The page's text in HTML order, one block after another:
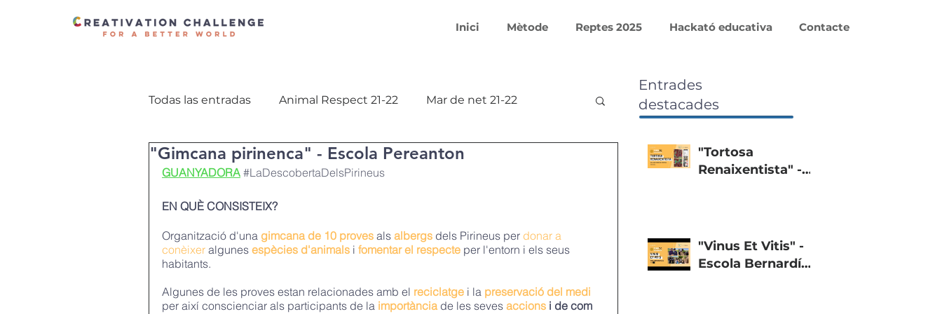
Inici Mètode Reptes 2025 Hackató educativa Contacte
Todas las entradas Animal Respect 21-22 Mar de net 21-22
TurisTic Palamós 21-22 Smart Makers 21-22
Descoberta dels Pirineus 20-21
Combatre el Bullying 17-18
"Gimcana pirinenca" - Escola Pereanton
GUANYADORA #LaDescobertaDelsPirineus
EN QUÈ CONSISTEIX?
Organització d'una gimcana de 10 proves als albergs dels Pirineus per donar a
conèixer algunes espècies d'animals i fomentar el respecte per l'entorn i els seus
habitants.
Algunes de les proves estan relacionades amb el reciclatge i la preservació del medi
per així conscienciar als participants de la importància de les seves accions i de com
Entrades
destacades
"Tortosa
Renaixentista" -
"Vinus Et Vitis" -
Escola Bernardí